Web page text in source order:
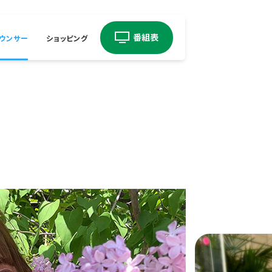
ンサー ショッピング